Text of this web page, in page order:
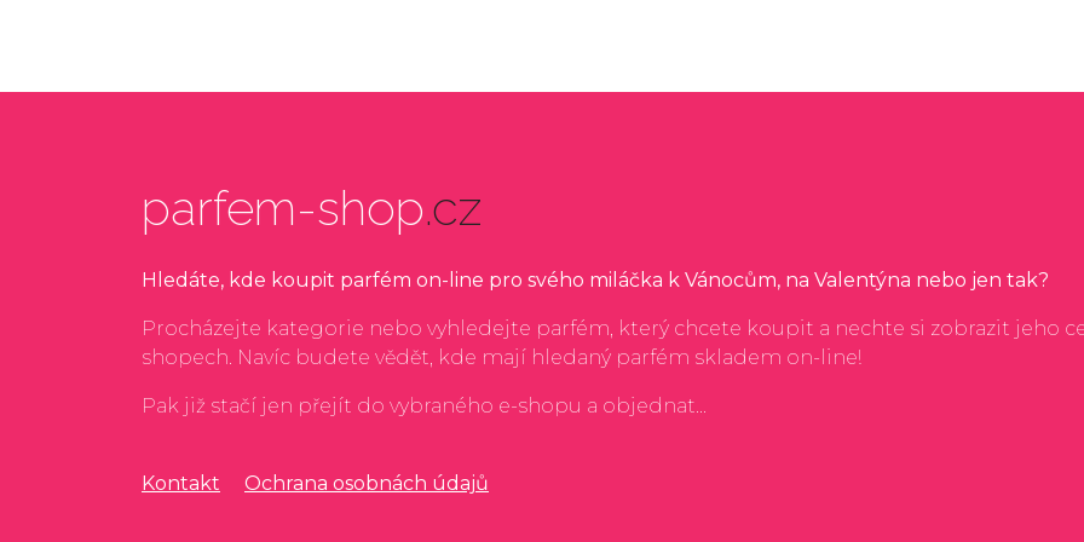
parfem-shop.cz
Hledáte, kde koupit parfém on-line pro svého miláčka k Vánocům, na Valentýna nebo jen tak?
Procházejte kategorie nebo vyhledejte parfém, který chcete koupit a nechte si zobrazit jeho
shopech. Navíc budete vědět, kde mají hledaný parfém skladem on-line!
Pak již stačí jen přejít do vybraného e-shopu a objednat...
Kontakt Ochrana osobnách údajů